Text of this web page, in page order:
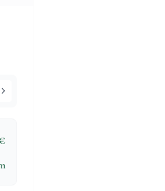
chevron_right